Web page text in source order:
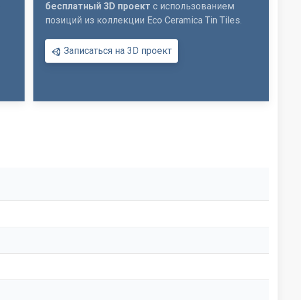
бесплатный 3D проект с использованием
позиций из коллекции Eco Ceramica Tin Tiles.
Записаться на 3D проект